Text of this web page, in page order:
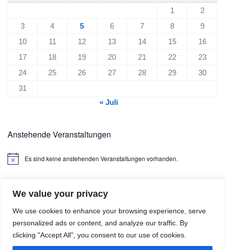
We value your privacy
We use cookies to enhance your browsing experience, serve
personalized ads or content, and analyze our traffic. By
clicking "Accept All", you consent to our use of cookies.
1
2
3
4 5 6 7 8
9
10
11 12 13 14 15
16
17
18 19 20 21 22
23
24
25 26 27 28 29
30
31
« Juli
Anstehende Veranstaltungen
HinweisEs sind keine anstehenden Veranstaltungen vorhanden.
Boule4U © 2026. Alle Rechte vorbehalten.